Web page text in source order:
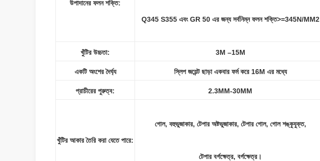
উপাদানের ফলন শক্তি:
Q345 S355 এবং GR 50 এর জন্য সর্বনিম্ন ফলন শক্তি>=345N/MM2
খুঁটির উচ্চতা: 3M –15M
একটি অংশের দৈর্ঘ্য স্লিপ জয়েন্ট ছাড়া একবার ফর্ম করে 16M এর মধ্যে
প্রাচীরের পুরুত্ব: 2.3MM-30MM
খুঁটির আকার তৈরি করা যেতে পারে:
গোল, বহুভুজাকার, টেপার অষ্টভুজাকার, টেপার গোল, গোল শঙ্কুযুক্ত,
টেপার বর্গক্ষেত্র, বর্গক্ষেত্র।